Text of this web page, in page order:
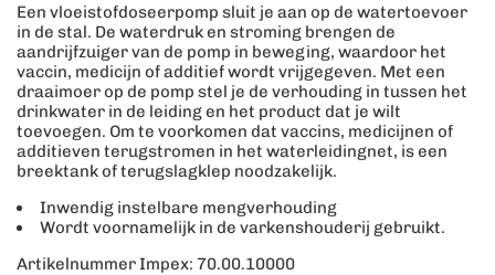
Een vloeistofdoseerpomp sluit je aan op de watertoevoer
in de stal. De waterdruk en stroming brengen de
aandrijfzuiger van de pomp in beweging, waardoor het
vaccin, medicijn of additief wordt vrijgegeven. Met een
draaimoer op de pomp stel je de verhouding in tussen het
drinkwater in de leiding en het product dat je wilt
toevoegen. Om te voorkomen dat vaccins, medicijnen of
additieven terugstromen in het waterleidingnet, is een
breektank of terugslagklep noodzakelijk.
Inwendig instelbare mengverhouding
Wordt voornamelijk in de varkenshouderij gebruikt.
Artikelnummer Impex: 70.00.10000